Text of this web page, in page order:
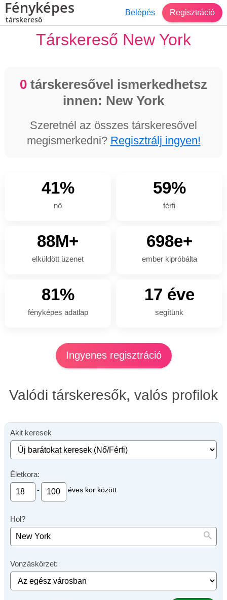
Fényképes
társkereső
Belépés Regisztráció
Társkereső New York
0 társkeresővel ismerkedhetsz
innen: New York
Szeretnél az összes társkeresővel
megismerkedni? Regisztrálj ingyen!
41%
nő
59%
férfi
88M+
elküldött üzenet
698e+
ember kipróbálta
81%
fényképes adatlap
17 éve
segítünk
Ingyenes regisztráció
Valódi társkeresők, valós profilok
Akit keresek
Életkora:
- éves kor között
Hol?
Vonzáskörzet: